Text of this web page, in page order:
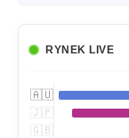
RYNEK LIVE
🇦🇺
🇯🇵
🇬🇧